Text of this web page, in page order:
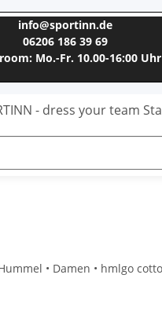
info@sportinn.de
06206 186 39 69
Mo.-Fr. 10.00-16:00 Uhr